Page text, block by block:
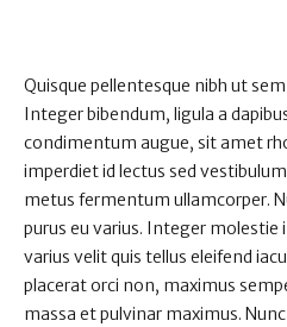
Quisque pellentesque nibh ut
Integer bibendum, ligula a
condimentum augue, sit amet
imperdiet id lectus sed
metus fermentum ullamcorper.
purus eu varius. Integer
varius velit quis tellus eleifend
placerat orci non, maximus
massa et pulvinar maximus.